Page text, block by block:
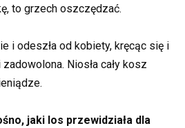
to grzech oszczędzać.
i odeszła od kobiety, kręcąc się i
Niosła cały kosz
jaki los przewidziała dla